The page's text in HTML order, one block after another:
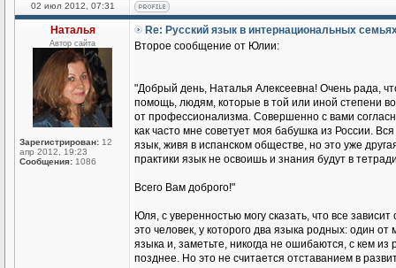
02 июл 2012, 07:31
Наталья
Автор сайта
Зарегистрирован: 12
апр 2012, 19:23
Сообщения: 1086
Re: Русский язык в интернациональных
Второе сообщение от Юлии:
"Добрый день, Наталья Алексеевна! Очень рада,
помощь, людям, которые в той или иной степени
от профессионализма. Совершенно с вами
как часто мне советует моя бабушка из России.
язык, живя в испанском обществе, но это уже
практики язык не освоишь и знания будут в
Всего Вам доброго!"
Юля, с уверенностью могу сказать, что все
это человек, у которого два языка родных: один
языка и, заметьте, никогда не ошибаются, с кем из
позднее. Но это не считается отставанием в